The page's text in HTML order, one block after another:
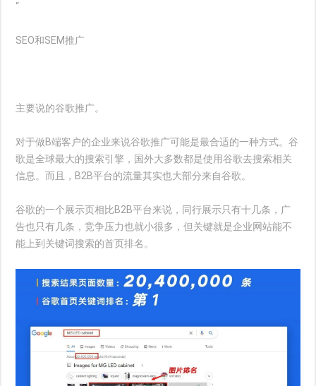
“
SEO和SEM推广
主要说的谷歌推广。
对于做B端客户的企业来说谷歌推广可能是最合适的一种方式。谷
歌是全球最大的搜索引擎，国外大多数都是使用谷歌去搜索相关
信息。而且，B2B平台的流量其实也大部分来自谷歌。
谷歌的一个展示页相比B2B平台来说，同行展示只有十几条，广
告也只有几条，竞争压力也就小很多，但关键就是企业网站能不
能上到关键词搜索的首页排名。